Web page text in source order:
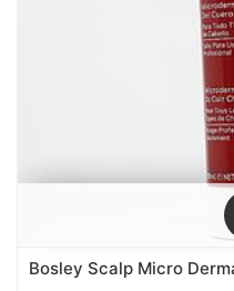
Bosley Scalp Micro